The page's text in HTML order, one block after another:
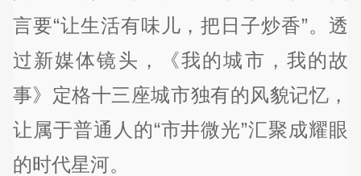
言要“让生活有味儿，把日子炒香”。透
过新媒体镜头，《我的城市，我的故
事》定格十三座城市独有的风貌记忆，
让属于普通人的“市井微光”汇聚成耀眼
的时代星河。